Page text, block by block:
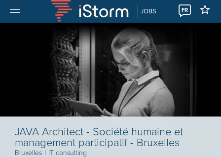
JOBS FR
JAVA Architect - Société humaine et
management participatif - Bruxelles
Bruxelles I IT consulting